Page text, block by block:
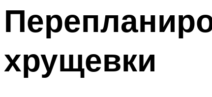
хрущевки